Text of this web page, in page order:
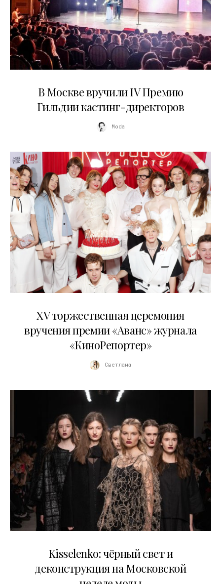
В Москве вручили IV Премию
Гильдии кастинг-директоров
Moda
XV торжественная церемония
вручения премии «Аванс» журнала
«КиноРепортер»
Светлана
Kisselenko: чёрный свет и
деконструкция на Московской